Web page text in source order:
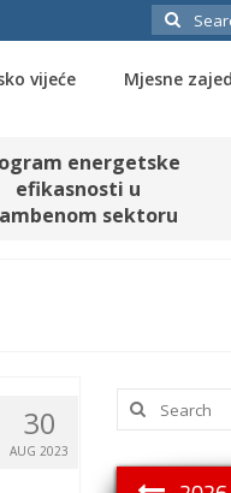
Search
for:
vijeće Mjesne
energetske
efikasnosti u
sektoru
30
AUG 2023
Search
for: